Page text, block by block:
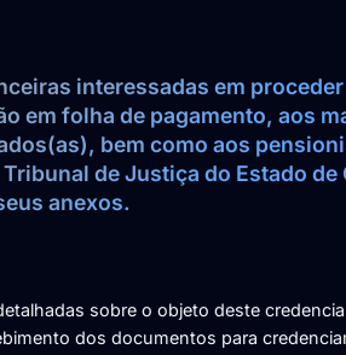
interessadas em
em folha de pagamento, aos
bem como aos
de Justiça do Estado
anexos.
sobre o objeto deste
dos documentos para